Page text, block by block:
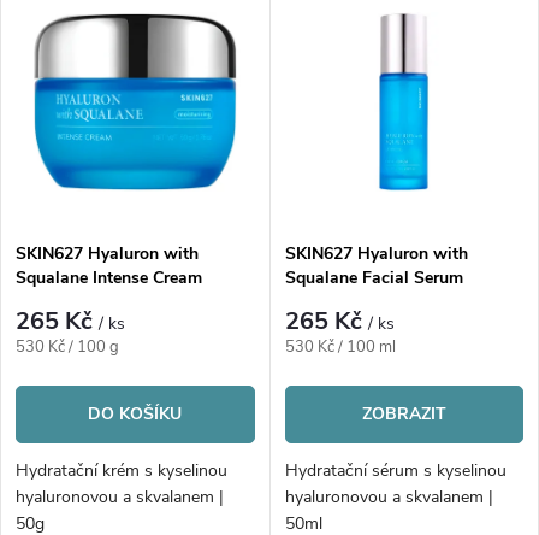
z
e
n
p
r
o
d
u
Abecedně
ý
p
s
p
r
o
d
SKIN627 Hyaluron with
Squalane Intense Cream
265 Kč/ ks
Měrná
530 Kč / 100 g
DO KOŠÍKU
Hydratační krém s kyselinou
hyaluronovou a skvalanem |
50g
SKIN627 Hyaluron with
Squalane Facial Serum
265 Kč/ ks
Měrná
530 Kč / 100 ml
ZOBRAZIT
Hydratační sérum s kyselinou
hyaluronovou a skvalanem |
50ml